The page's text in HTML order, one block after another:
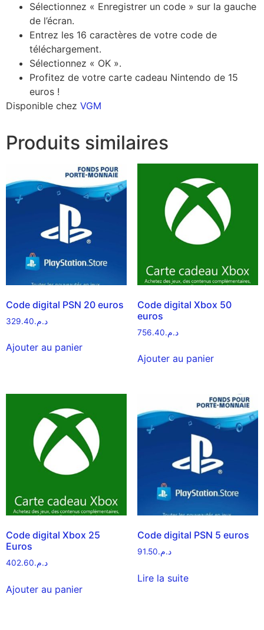
Sélectionnez « Enregistrer un code » sur la gauche
de l’écran.
Entrez les 16 caractères de votre code de
téléchargement.
Sélectionnez « OK ».
Profitez de votre carte cadeau Nintendo de 15
euros !
Disponible chez VGM
Produits similaires
Code digital PSN 20 euros
د.م.329.40
Ajouter au panier
Code digital Xbox 50
euros
د.م.756.40
Ajouter au panier
Code digital Xbox 25
Euros
د.م.402.60
Ajouter au panier
Code digital PSN 5 euros
د.م.91.50
Lire la suite